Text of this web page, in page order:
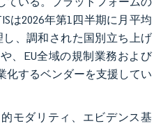
は2026年第1四半期に月平均
、調和された国別立ち上げ
、EU全域の規制業務および
化するベンダーを支援してい
モダリティ、エビデンス基